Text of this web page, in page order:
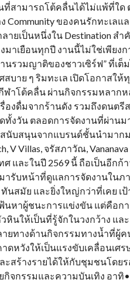
ที่สามารถโต้คลื่นได้ไม่แพ้ที่ใด
Community ของคนรักทะเลแ
ายเป็นหนึ่งใน Destination ส
มาเยือนทุกปี งานนี้ไม่ใช่เพียงก
นรวมญาติของชาวเซิร์ฟ” ที่เต็
บาย ๆ ริมทะเล เปิดโอกาสให้
ฬาโต้คลื่น ผ่านกิจกรรมหลากห
องดื่มจากร้านดัง รวมถึงดนตรี
ทั้งวัน ตลอดการจัดงานที่ผ่านม
รสนับสนุนจากแบรนด์ชั้นนำมาก
V Villas, จรัสภาวัณ,
และในปี 2569 นี้ ถือเป็นอีกก้
มารับหน้าที่ดูแลการจัดงานในภ
สมัย และยิ่งใหญ่กว่าที่เคย เ
นหาผู้ชนะการแข่งขัน แต่คือก
นให้เป็นที่รู้จักในวงกว้าง แล
ยทางด้านกิจกรรมทางน้ำที่ผู้
ดหวังให้เป็นแรงขับเคลื่อนเศร
ะสร้างรายได้ให้กับชุมชนโดย
จกรรมและความบันเทิง อาทิ